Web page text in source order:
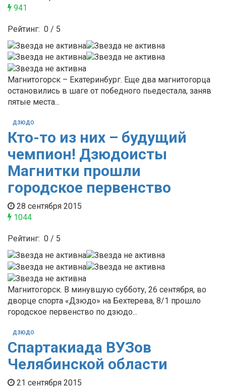
941
Рейтинг: 0 / 5
Магнитогорск – Екатеринбург. Еще два магнитогорца
остановились в шаге от победного пьедестала, заняв
пятые места...
ДЗЮДО
Кто-то из них – будущий
чемпион! Дзюдоисты
Магнитки прошли
городское первенство
28 сентября 2015
1044
Рейтинг: 0 / 5
Магнитогорск. В минувшую субботу, 26 сентября, во
дворце спорта «Дзюдо» на Бехтерева, 8/1 прошло
городское первенство по дзюдо...
ДЗЮДО
Спартакиада ВУЗов
Челябинской области
21 сентября 2015